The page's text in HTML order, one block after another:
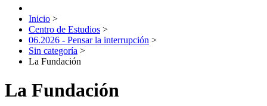
Inicio >
Centro de Estudios >
06.2026 - Pensar la interrupción >
Sin categoría >
La Fundación
La Fundación